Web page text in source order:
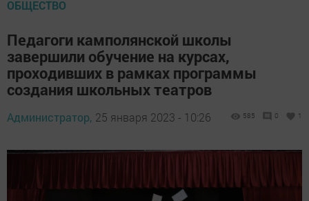
ОБЩЕСТВО
Педагоги камполянской школы
завершили обучение на курсах,
проходивших в рамках программы
создания школьных театров
Администратор, 25 января 2023 - 10:26 585 0 1